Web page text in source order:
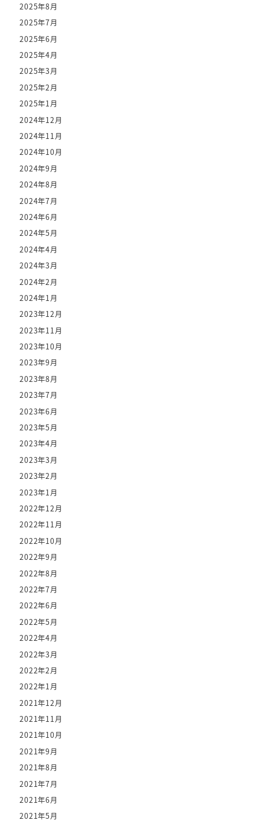
2025年8月
2025年7月
2025年6月
2025年4月
2025年3月
2025年2月
2025年1月
2024年12月
2024年11月
2024年10月
2024年9月
2024年8月
2024年7月
2024年6月
2024年5月
2024年4月
2024年3月
2024年2月
2024年1月
2023年12月
2023年11月
2023年10月
2023年9月
2023年8月
2023年7月
2023年6月
2023年5月
2023年4月
2023年3月
2023年2月
2023年1月
2022年12月
2022年11月
2022年10月
2022年9月
2022年8月
2022年7月
2022年6月
2022年5月
2022年4月
2022年3月
2022年2月
2022年1月
2021年12月
2021年11月
2021年10月
2021年9月
2021年8月
2021年7月
2021年6月
2021年5月